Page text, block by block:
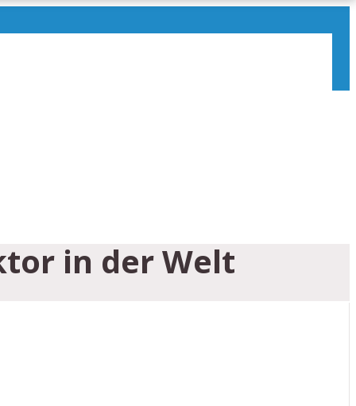
in der Welt